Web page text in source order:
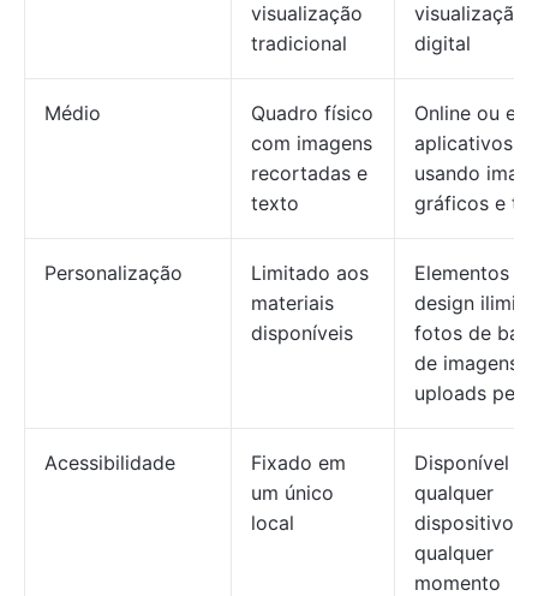
visualização
tradicional
visualização
digital
Médio
Quadro físico
com imagens
recortadas e
texto
Online ou em
aplicativos,
usando
gráficos e
Personalização
Limitado aos
materiais
disponíveis
Elementos de
design
fotos de
de imagens e
uploads
Acessibilidade
Fixado em
um único
local
Disponível
qualquer
dispositivo a
qualquer
momento